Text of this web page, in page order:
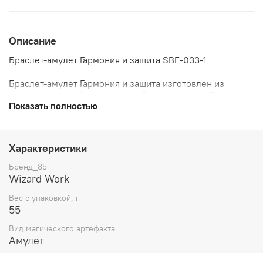
Описание
Браслет-амулет Гармония и защита SBF-033-1
Браслет-амулет Гармония и защита изготовлен из
издревле придавали магические свойства, такие как
Размер-Длина: 21 см (на эластичной резинке)
Размер бисера: (прибл.) 8 мм
Показать полностью
Характеристики
Бренд_85
Wizard Work
Вес с упаковкой, г
55
Вид магического артефакта
Амулет